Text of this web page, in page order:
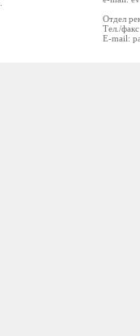
Отдел
Тел./
E-mail: